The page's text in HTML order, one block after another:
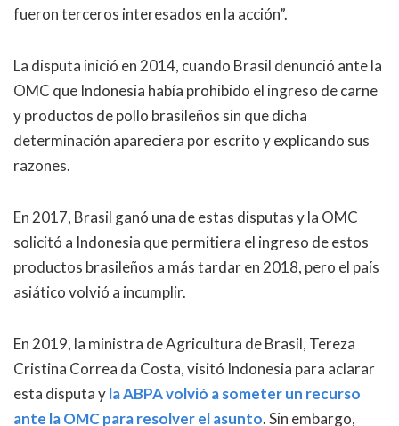
fueron terceros interesados en la acción”.
La disputa inició en 2014, cuando Brasil denunció ante la
OMC que Indonesia había prohibido el ingreso de carne
y productos de pollo brasileños sin que dicha
determinación apareciera por escrito y explicando sus
razones.
En 2017, Brasil ganó una de estas disputas y la OMC
solicitó a Indonesia que permitiera el ingreso de estos
productos brasileños a más tardar en 2018, pero el país
asiático volvió a incumplir.
En 2019, la ministra de Agricultura de Brasil, Tereza
Cristina Correa da Costa, visitó Indonesia para aclarar
esta disputa yla ABPA volvió a someter un recurso
ante la OMC para resolver el asunto. Sin embargo,